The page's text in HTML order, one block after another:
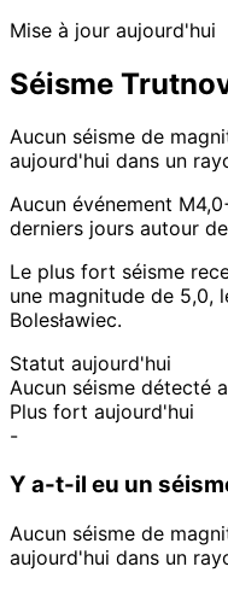
Mise à jour aujourd'hui
Séisme
Aucun séisme de
aujourd'hui dans un
Aucun événement
derniers jours autour
Le plus fort séisme
une magnitude de 5,0,
Bolesławiec.
Statut aujourd'hui
Aucun séisme détecté
Plus fort aujourd'hui
-
Y a-t-il eu un
Aucun séisme de
aujourd'hui dans un